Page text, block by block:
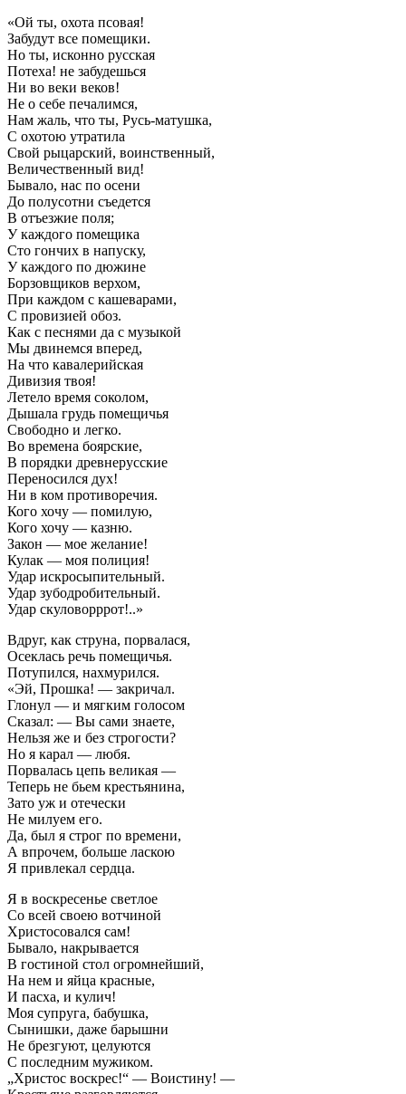
«Ой ты, охота псовая!
Забудут все помещики.
Но ты, исконно русская
Потеха! не забудешься
Ни во веки веков!
Не о себе печалимся,
Нам жаль, что ты, Русь-матушка,
С охотою утратила
Свой рыцарский, воинственный,
Величественный вид!
Бывало, нас по осени
До полусотни съедется
В отъезжие поля;
У каждого помещика
Сто гончих в напуску,
У каждого по дюжине
Борзовщиков верхом,
При каждом с кашеварами,
С провизией обоз.
Как с песнями да с музыкой
Мы двинемся вперед,
На что кавалерийская
Дивизия твоя!
Летело время соколом,
Дышала грудь помещичья
Свободно и легко.
Во времена боярские,
В порядки древнерусские
Переносился дух!
Ни в ком противоречия.
Кого хочу — помилую,
Кого хочу — казню.
Закон — мое желание!
Кулак — моя полиция!
Удар искросыпительный.
Удар зубодробительный.
Удар скуловорррот!..»
Вдруг, как струна, порвалася,
Осеклась речь помещичья.
Потупился, нахмурился.
«Эй, Прошка! — закричал.
Глонул — и мягким голосом
Сказал: — Вы сами знаете,
Нельзя же и без строгости?
Но я карал — любя.
Порвалась цепь великая —
Теперь не бьем крестьянина,
Зато уж и отечески
Не милуем его.
Да, был я строг по времени,
А впрочем, больше ласкою
Я привлекал сердца.
Я в воскресенье светлое
Со всей своею вотчиной
Христосовался сам!
Бывало, накрывается
В гостиной стол огромнейший,
На нем и яйца красные,
И пасха, и кулич!
Моя супруга, бабушка,
Сынишки, даже барышни
Не брезгуют, целуются
С последним мужиком.
„Христос воскрес!“ — Воистину! —